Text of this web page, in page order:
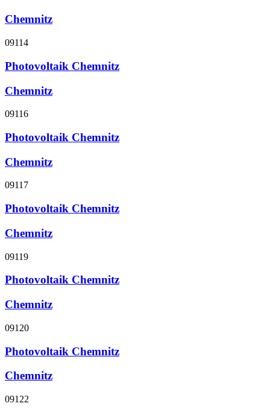
Chemnitz
09114
Photovoltaik Chemnitz
Chemnitz
09116
Photovoltaik Chemnitz
Chemnitz
09117
Photovoltaik Chemnitz
Chemnitz
09119
Photovoltaik Chemnitz
Chemnitz
09120
Photovoltaik Chemnitz
Chemnitz
09122